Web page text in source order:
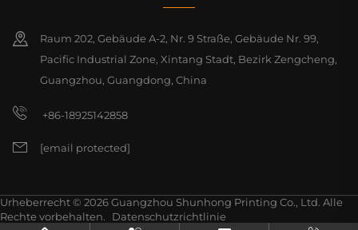
Raum 202, Gebäude A-2, Nr. 9 Straße, Gebäude Nr. 99,
Pacific Industrial Zone, Xintang Stadt, Bezirk Zengcheng,
Guangzhou, Guangdong, China
+86-18925142858
[email protected]
Urheberrecht © 2026 Guangzhou Shunhong Printing Co., Ltd. Alle
Rechte vorbehalten.
Datenschutzrichtlinie